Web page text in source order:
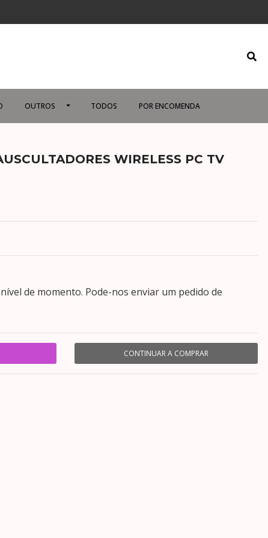
OUTROS TODOS POR ENCOMENDA
WIRELESS PC TV
de momento. Pode-nos enviar um pedido de
CONTINUAR A COMPRAR